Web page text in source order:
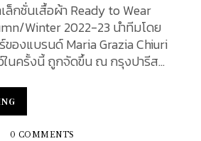
ล็กชั่นเสื้อผ้า Ready to Wear
Winter 2022-23 นำทีมโดย
ของแบรนด์ Maria Grazia Chiuri
ในครั้งนี้ ถูกจัดขึ้น ณ กรุงปารีส
ศิลปะมาผนวกเข้าด้วยกันกับแฟชั่น
ะเอียดของคอลเล็กชั่นนี้จะเป็น
ดตามได้ในบทความนี้...
0 COMMENTS